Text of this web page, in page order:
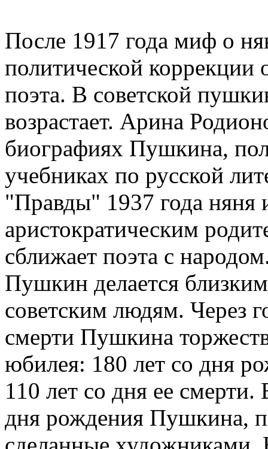
После 1917 года миф о
политической коррекции
поэта. В советской
возрастает. Арина
биографиях Пушкина,
учебниках по русской
"Правды" 1937 года няня
аристократическим
сближает поэта с
Пушкин делается
советским людям. Через
смерти Пушкина
юбилея: 180 лет со дня
110 лет со дня ее
дня рождения Пушкина,